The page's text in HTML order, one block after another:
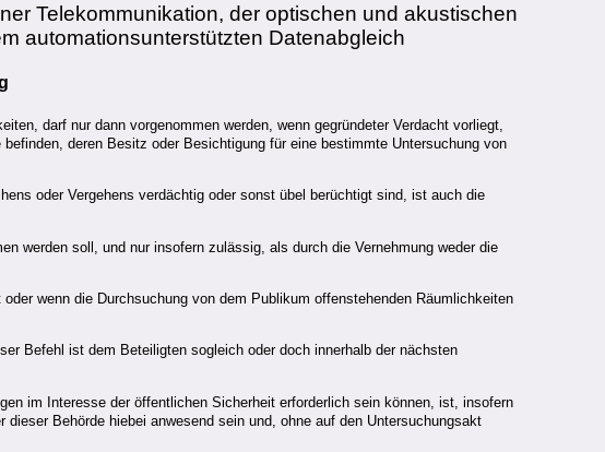
Telekommunikation, der optischen und akustischen
automationsunterstützten Datenabgleich
darf nur dann vorgenommen werden, wenn gegründeter Verdacht vorliegt,
deren Besitz oder Besichtigung für eine bestimmte Untersuchung von
oder Vergehens verdächtig oder sonst übel berüchtigt sind, ist auch die
werden soll, und nur insofern zulässig, als durch die Vernehmung weder die
wenn die Durchsuchung von dem Publikum offenstehenden Räumlichkeiten
Befehl ist dem Beteiligten sogleich oder doch innerhalb der nächsten
im Interesse der öffentlichen Sicherheit erforderlich sein können, ist, insofern
Behörde hiebei anwesend sein und, ohne auf den Untersuchungsakt